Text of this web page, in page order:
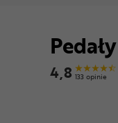
4,8 133 opinie